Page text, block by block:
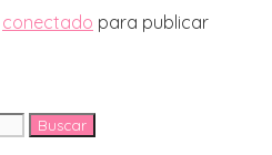
conectado para publicar